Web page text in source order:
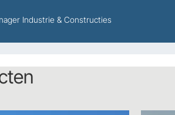
Industrie & Constructies